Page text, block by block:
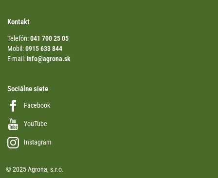
Kontakt
Telefón:041 700 25 05
Mobil:0915 633 844
E-mail:info@agrona.sk
Sociálne siete
Facebook
YouTube
Instagram
© 2025 Agrona, s.r.o.